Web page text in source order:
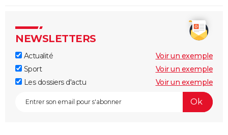
NEWSLETTERS
Actualité
Voir un exemple
Sport
Voir un exemple
Les dossiers d'actu
Voir un exemple